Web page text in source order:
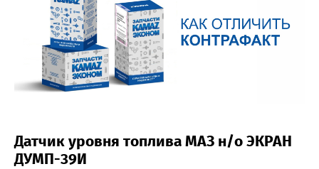
Датчик уровня топлива МАЗ н/о ЭКРАН
ДУМП-39И